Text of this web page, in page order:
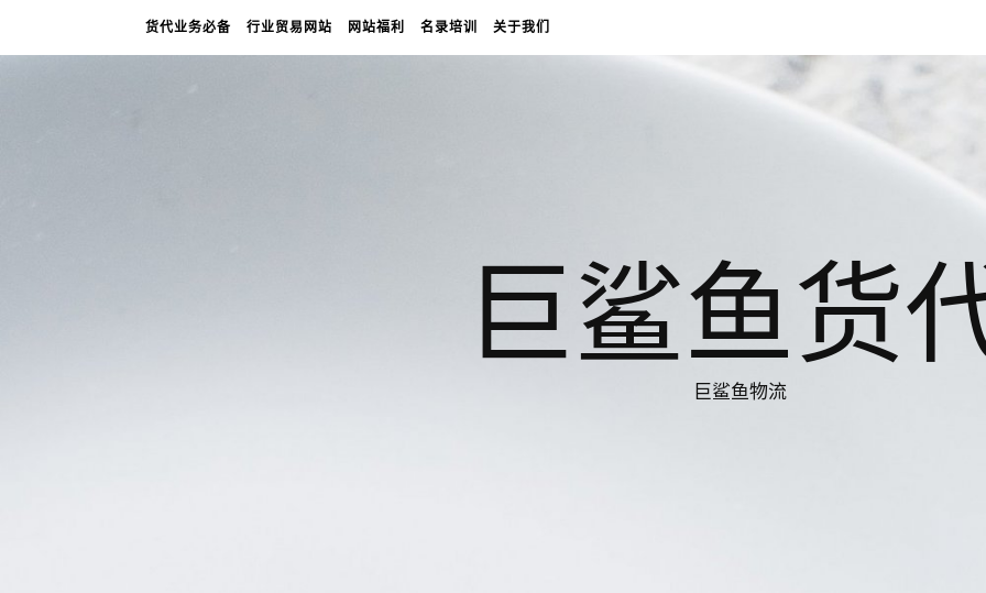
货代业务必备 行业贸易网站 网站福利 名录培训 关于我们
巨鲨鱼货
巨鲨鱼物流